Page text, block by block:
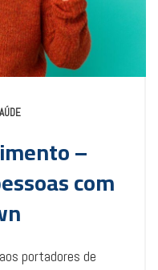
–
com
portadores de